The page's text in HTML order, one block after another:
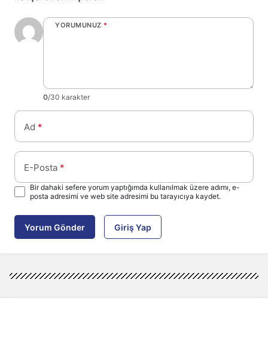
YORUMUNUZ *
0/30 karakter
Ad *
E-Posta *
Bir dahaki sefere yorum yaptığımda kullanılmak üzere adımı, e-
posta adresimi ve web site adresimi bu tarayıcıya kaydet.
Yorum Gönder Giriş Yap